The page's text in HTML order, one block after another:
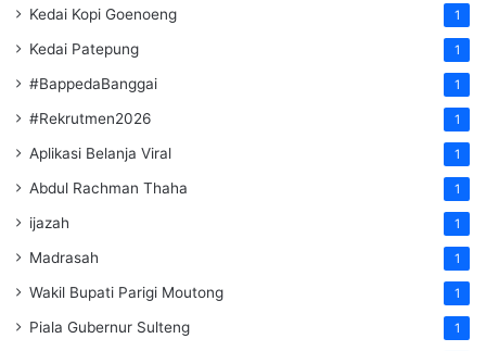
Kedai Kopi Goenoeng 1
Kedai Patepung 1
#BappedaBanggai 1
#Rekrutmen2026 1
Aplikasi Belanja Viral 1
Abdul Rachman Thaha 1
ijazah 1
Madrasah 1
Wakil Bupati Parigi Moutong 1
Piala Gubernur Sulteng 1